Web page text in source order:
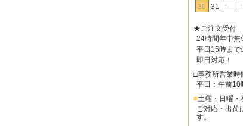
30
31 - -
★ご注文受付
24時間年中無
平日15時まで
即日対応！
□事務所営業時
平日：午前10
■土曜・日曜・
ご対応・出荷
す。